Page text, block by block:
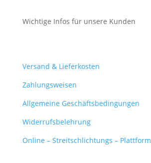
Wichtige Infos für unsere Kunden
Versand & Lieferkosten
Zahlungsweisen
Allgemeine Geschäftsbedingungen
Widerrufsbelehrung
Online – Streitschlichtungs – Plattform